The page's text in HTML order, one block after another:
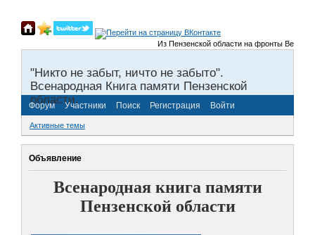
Из Пензенской области на фронты Великой
"Никто не забыт, ничто не забыто".
Всенародная Книга памяти Пензенской
области.
Форум Участники Поиск Регистрация Войти
Активные темы
Объявление
Всенародная книга памяти
Пензенской области